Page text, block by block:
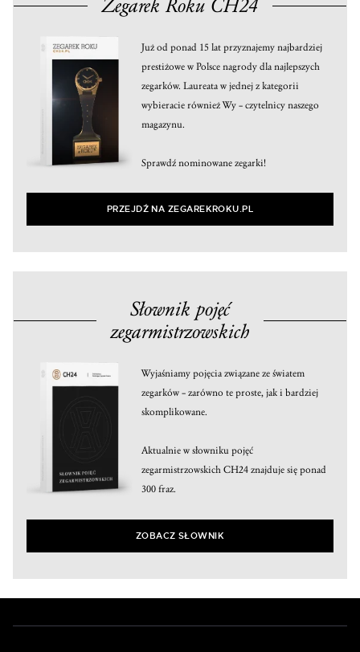
Zegarek Roku CH24
Już od ponad 15 lat przyznajemy najbardziej
prestiżowe w Polsce nagrody dla najlepszych
zegarków. Laureata w jednej z kategorii
wybieracie również Wy – czytelnicy naszego
magazynu.
Sprawdź nominowane zegarki!
PRZEJDŹ NA ZEGAREKROKU.PL
Słownik pojęć
zegarmistrzowskich
Wyjaśniamy pojęcia związane ze światem
zegarków – zarówno te proste, jak i bardziej
skomplikowane.
Aktualnie w słowniku pojęć
zegarmistrzowskich CH24 znajduje się ponad
300 fraz.
ZOBACZ SŁOWNIK